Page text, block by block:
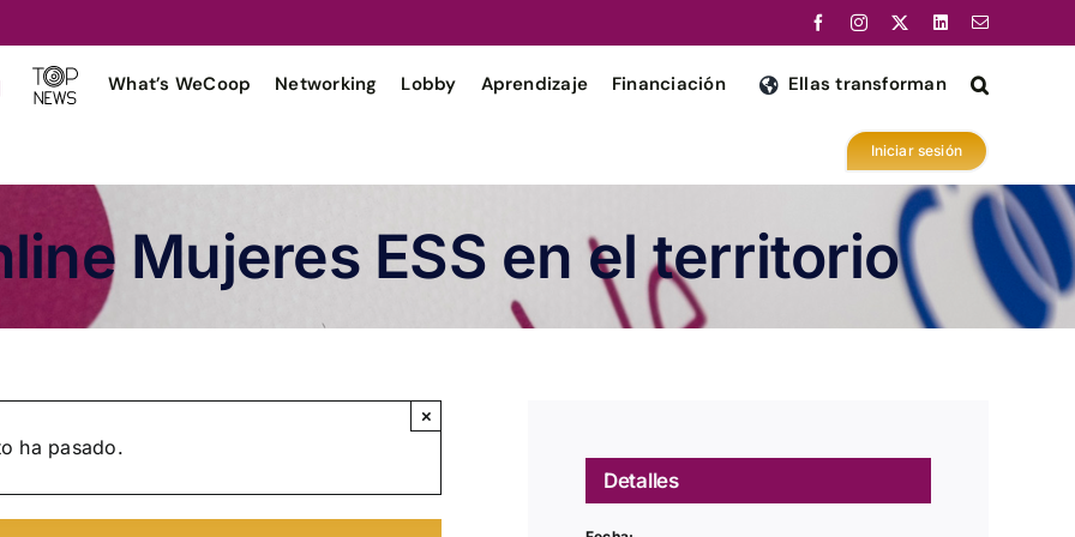
What’s WeCoop Networking Lobby Aprendizaje Financiación Ellas transforman
Iniciar sesión
Mujeres ESS en el territorio
ha pasado.
×
Detalles